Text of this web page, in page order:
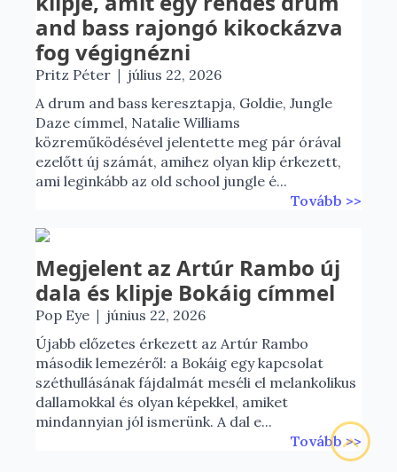
and bass rajongó kikockázva
fog végignézni
Pritz Péter | július 22, 2026
A drum and bass keresztapja, Goldie, Jungle
Daze címmel, Natalie Williams
közreműködésével jelentette meg pár órával
ezelőtt új számát, amihez olyan klip érkezett,
ami leginkább az old school jungle é...
Tovább >>
Megjelent az Artúr Rambo új
dala és klipje Bokáig címmel
Pop Eye | június 22, 2026
Újabb előzetes érkezett az Artúr Rambo
második lemezéről: a Bokáig egy kapcsolat
széthullásának fájdalmát meséli el melankolikus
dallamokkal és olyan képekkel, amiket
mindannyian jól ismerünk. A dal e...
Tovább >>